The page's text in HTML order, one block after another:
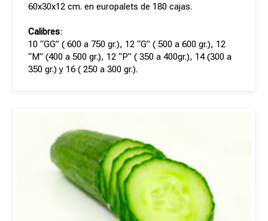
60x30x12 cm. en europalets de 180 cajas.
Calibres:
10 “GG” ( 600 a 750 gr.), 12 “G” ( 500 a 600 gr.), 12
“M” (400 a 500 gr.), 12 “P” ( 350 a 400gr.), 14 (300 a
350 gr.) y 16 ( 250 a 300 gr.).